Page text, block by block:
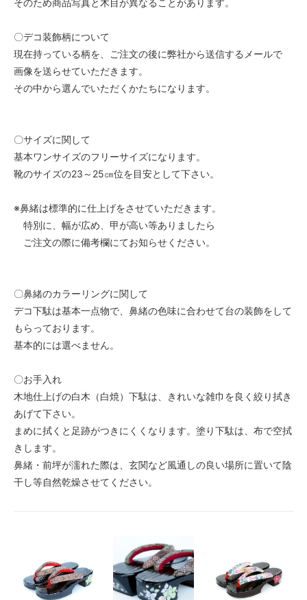
そのため商品写真と木目が異なることがあります。
〇デコ装飾柄について
現在持っている柄を、ご注文の後に弊社から送信するメールで
画像を送らせていただきます。
その中から選んでいただくかたちになります。
〇サイズに関して
基本ワンサイズのフリーサイズになります。
靴のサイズの23～25㎝位を目安として下さい。
※鼻緒は標準的に仕上げをさせていただきます。
特別に、幅が広め、甲が高い等ありましたら
ご注文の際に備考欄にてお知らせください。
〇鼻緒のカラーリングに関して
デコ下駄は基本一点物で、鼻緒の色味に合わせて台の装飾をして
もらっております。
基本的には選べません。
〇お手入れ
木地仕上げの白木（白焼）下駄は、きれいな雑巾を良く絞り拭き
あげて下さい。
まめに拭くと足跡がつきにくくなります。塗り下駄は、布で空拭
きします。
鼻緒・前坪が濡れた際は、玄関など風通しの良い場所に置いて陰
干し等自然乾燥させてください。